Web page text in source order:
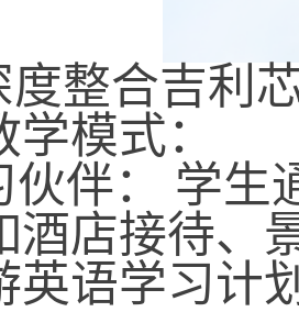
度整合吉利
模式：
伴：
学生
酒店接待、
英语学习计